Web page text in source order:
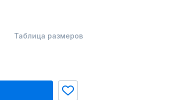
Таблица размеров